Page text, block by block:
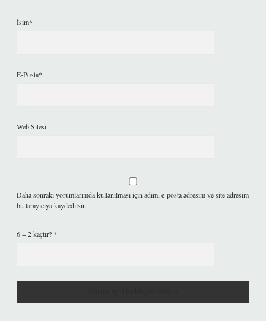
İsim*
E-Posta*
Web Sitesi
Daha sonraki yorumlarımda kullanılması için adım, e-posta adresim ve site adresim
bu tarayıcıya kaydedilsin.
6 + 2 kaçtır? *